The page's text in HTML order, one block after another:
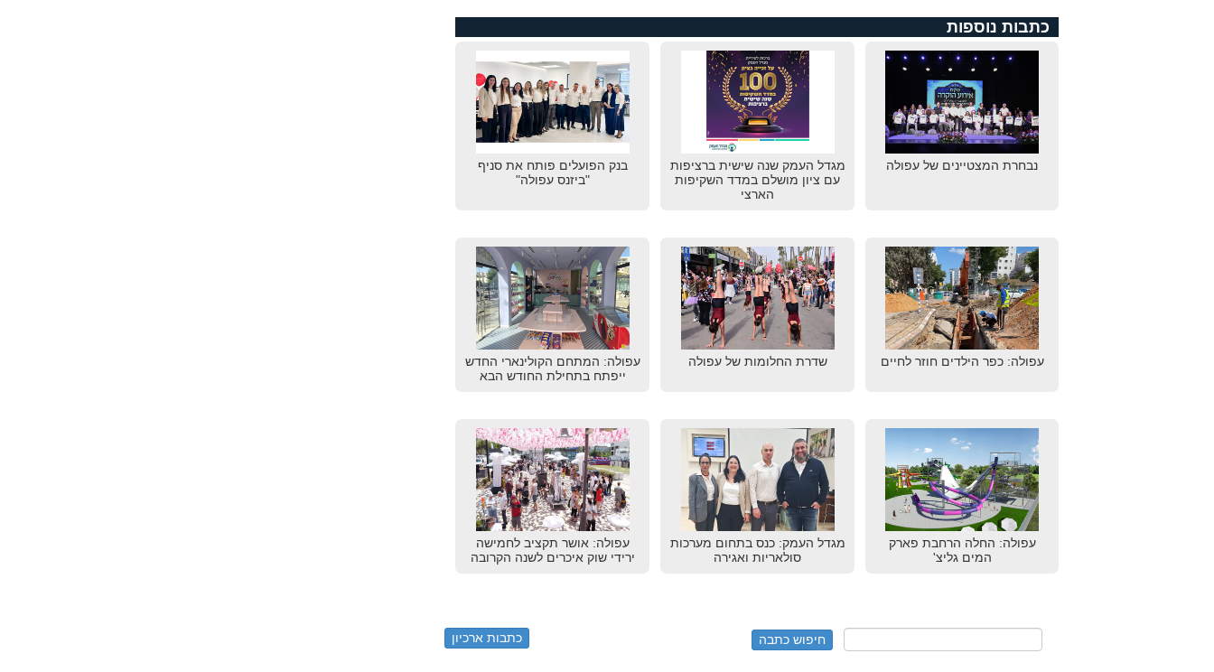
כתבות נוספות
נבחרת המצטיינים של עפולה
מגדל העמק שנה שישית ברציפות
עם ציון מושלם במדד השקיפות
הארצי
בנק הפועלים פותח את סניף
"ביזנס עפולה"
עפולה: כפר הילדים חוזר לחיים שדרת החלומות של עפולה
עפולה: המתחם הקולינארי החדש
ייפתח בתחילת החודש הבא
עפולה: החלה הרחבת פארק
המים גליצ'
מגדל העמק: כנס בתחום מערכות
סולאריות ואגירה
עפולה: אושר תקציב לחמישה
ירידי שוק איכרים לשנה הקרובה
כתבות ארכיון